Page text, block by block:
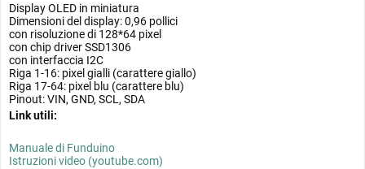
Display OLED in miniatura
Dimensioni del display: 0,96 pollici
con risoluzione di 128*64 pixel
con chip driver SSD1306
con interfaccia I2C
Riga 1-16: pixel gialli (carattere giallo)
Riga 17-64: pixel blu (carattere blu)
Pinout: VIN, GND, SCL, SDA
Link utili:
Manuale di Funduino
Istruzioni video (youtube.com)